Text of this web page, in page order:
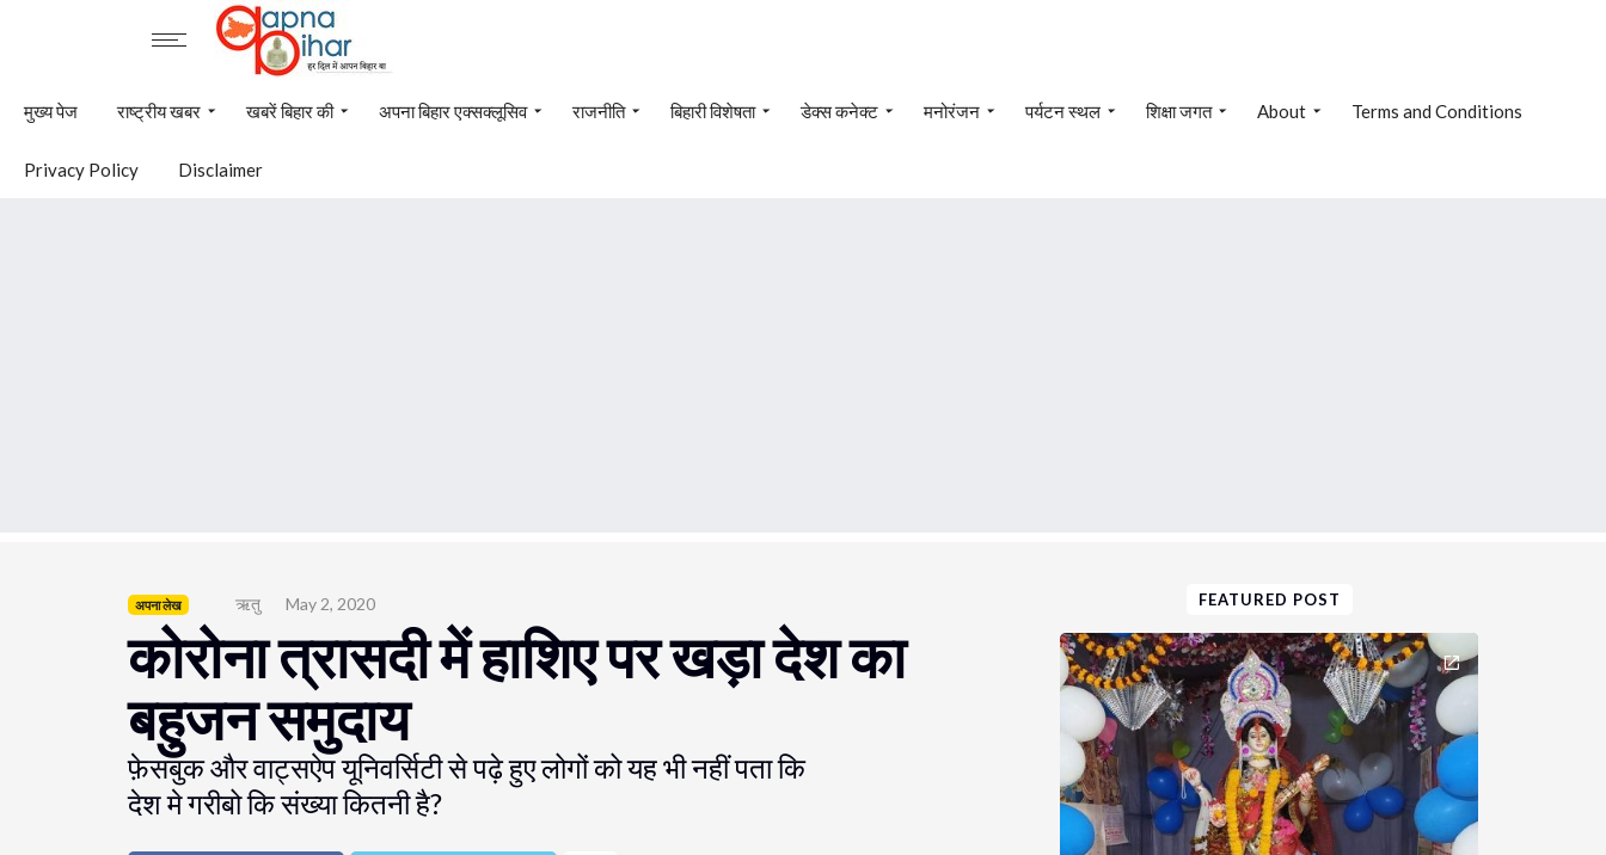
मुख्य पेज राष्ट्रीय खबर खबरें बिहार की अपना बिहार एक्सक्लूसिव राजनीति बिहारी विशेषता डेक्स कनेक्ट मनोरंजन पर्यटन स्थल शिक्षा जगत About Terms and Conditions
Privacy Policy Disclaimer
अपना लेख ऋतु May 2, 2020
कोरोना त्रासदी में हाशिए पर खड़ा देश का
बहुजन समुदाय
फ़ेसबुक और वाट्सऐप यूनिवर्सिटी से पढ़े हुए लोगों को यह भी नहीं पता कि
देश मे गरीबो कि संख्या कितनी है?
FEATURED POST